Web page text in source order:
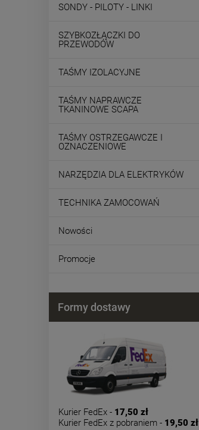
SONDY - PILOTY - LINKI
SZYBKOZŁĄCZKI DO
PRZEWODÓW
TAŚMY IZOLACYJNE
TAŚMY NAPRAWCZE
TKANINOWE SCAPA
TAŚMY OSTRZEGAWCZE I
OZNACZENIOWE
NARZĘDZIA DLA ELEKTRYKÓW
TECHNIKA ZAMOCOWAŃ
Nowości
Promocje
Formy dostawy
Kurier FedEx - 17,50 zł
Kurier FedEx z pobraniem - 19,50 zł